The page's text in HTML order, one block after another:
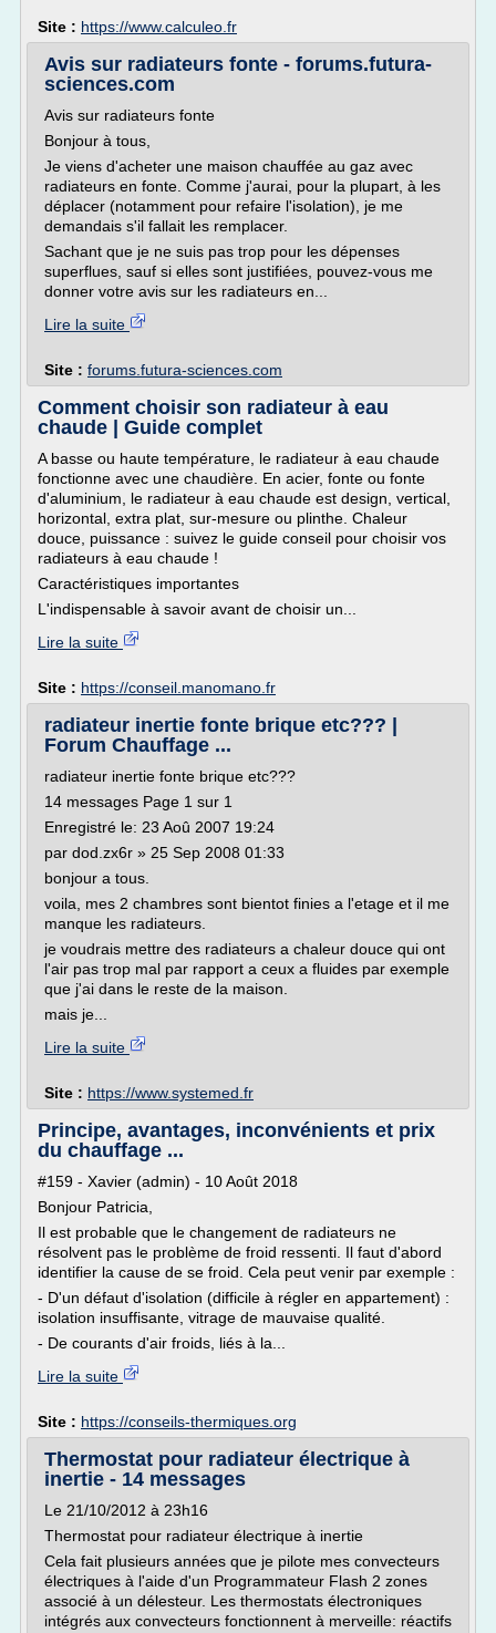
Site : https://www.calculeo.fr
Avis sur radiateurs fonte - forums.futura-
sciences.com
Avis sur radiateurs fonte
Bonjour à tous,
Je viens d'acheter une maison chauffée au gaz avec
radiateurs en fonte. Comme j'aurai, pour la plupart, à les
déplacer (notamment pour refaire l'isolation), je me
demandais s'il fallait les remplacer.
Sachant que je ne suis pas trop pour les dépenses
superflues, sauf si elles sont justifiées, pouvez-vous me
donner votre avis sur les radiateurs en...
Lire la suite
Site : forums.futura-sciences.com
Comment choisir son radiateur à eau
chaude | Guide complet
A basse ou haute température, le radiateur à eau chaude
fonctionne avec une chaudière. En acier, fonte ou fonte
d'aluminium, le radiateur à eau chaude est design, vertical,
horizontal, extra plat, sur-mesure ou plinthe. Chaleur
douce, puissance : suivez le guide conseil pour choisir vos
radiateurs à eau chaude !
Caractéristiques importantes
L'indispensable à savoir avant de choisir un...
Lire la suite
Site : https://conseil.manomano.fr
radiateur inertie fonte brique etc??? |
Forum Chauffage ...
radiateur inertie fonte brique etc???
14 messages Page 1 sur 1
Enregistré le: 23 Aoû 2007 19:24
par dod.zx6r » 25 Sep 2008 01:33
bonjour a tous.
voila, mes 2 chambres sont bientot finies a l'etage et il me
manque les radiateurs.
je voudrais mettre des radiateurs a chaleur douce qui ont
l'air pas trop mal par rapport a ceux a fluides par exemple
que j'ai dans le reste de la maison.
mais je...
Lire la suite
Site : https://www.systemed.fr
Principe, avantages, inconvénients et prix
du chauffage ...
#159 - Xavier (admin) - 10 Août 2018
Bonjour Patricia,
Il est probable que le changement de radiateurs ne
résolvent pas le problème de froid ressenti. Il faut d'abord
identifier la cause de se froid. Cela peut venir par exemple :
- D'un défaut d'isolation (difficile à régler en appartement) :
isolation insuffisante, vitrage de mauvaise qualité.
- De courants d'air froids, liés à la...
Lire la suite
Site : https://conseils-thermiques.org
Thermostat pour radiateur électrique à
inertie - 14 messages
Le 21/10/2012 à 23h16
Thermostat pour radiateur électrique à inertie
Cela fait plusieurs années que je pilote mes convecteurs
électriques à l'aide d'un Programmateur Flash 2 zones
associé à un délesteur. Les thermostats électroniques
intégrés aux convecteurs fonctionnent à merveille: réactifs